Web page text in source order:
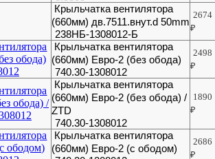
Крыльчатка вентилятора
(660мм) дв.7511.внут.d 50mm
238НБ-1308012-Б
2674
₽
Крыльчатка вентилятора
(660мм) Евро-2 (без обода)
740.30-1308012
2498
₽
Крыльчатка вентилятора
(660мм) Евро-2 (без обода) /
ZTD
740.30-1308012
1890
₽
Крыльчатка вентилятора
(660мм) Евро-2 (с ободом)
2686
₽